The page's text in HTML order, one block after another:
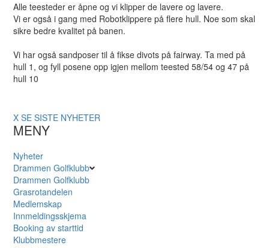
Alle teesteder er åpne og vi klipper de lavere og lavere.
Vi er også i gang med Robotklippere på flere hull. Noe som skal
sikre bedre kvalitet på banen.
Vi har også sandposer til å fikse divots på fairway. Ta med på
hull 1, og fyll posene opp igjen mellom teested 58/54 og 47 på
hull 10
X SE SISTE NYHETER
MENY
Nyheter
Drammen Golfklubb
Drammen Golfklubb
Grasrotandelen
Medlemskap
Innmeldingsskjema
Booking av starttid
Klubbmestere